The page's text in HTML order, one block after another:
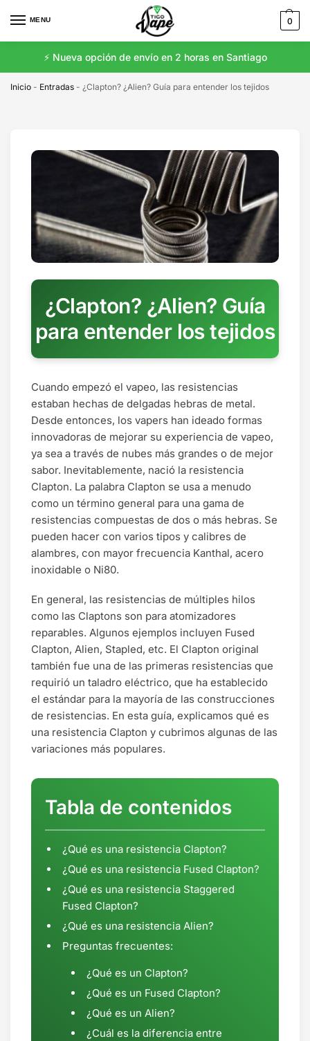
MENU 0
⚡️ Nueva opción de envío en 2 horas en Santiago
Inicio - Entradas - ¿Clapton? ¿Alien? Guía para entender los tejidos
¿Clapton? ¿Alien? Guía
para entender los tejidos
Cuando empezó el vapeo, las resistencias
estaban hechas de delgadas hebras de metal.
Desde entonces, los vapers han ideado formas
innovadoras de mejorar su experiencia de vapeo,
ya sea a través de nubes más grandes o de mejor
sabor. Inevitablemente, nació la resistencia
Clapton. La palabra Clapton se usa a menudo
como un término general para una gama de
resistencias compuestas de dos o más hebras. Se
pueden hacer con varios tipos y calibres de
alambres, con mayor frecuencia Kanthal, acero
inoxidable o Ni80.
En general, las resistencias de múltiples hilos
como las Claptons son para atomizadores
reparables. Algunos ejemplos incluyen Fused
Clapton, Alien, Stapled, etc. El Clapton original
también fue una de las primeras resistencias que
requirió un taladro eléctrico, que ha establecido
el estándar para la mayoría de las construcciones
de resistencias. En esta guía, explicamos qué es
una resistencia Clapton y cubrimos algunas de las
variaciones más populares.
Tabla de contenidos
¿Qué es una resistencia Clapton?
¿Qué es una resistencia Fused Clapton?
¿Qué es una resistencia Staggered
Fused Clapton?
¿Qué es una resistencia Alien?
Preguntas frecuentes:
¿Qué es un Clapton?
¿Qué es un Fused Clapton?
¿Qué es un Alien?
¿Cuál es la diferencia entre